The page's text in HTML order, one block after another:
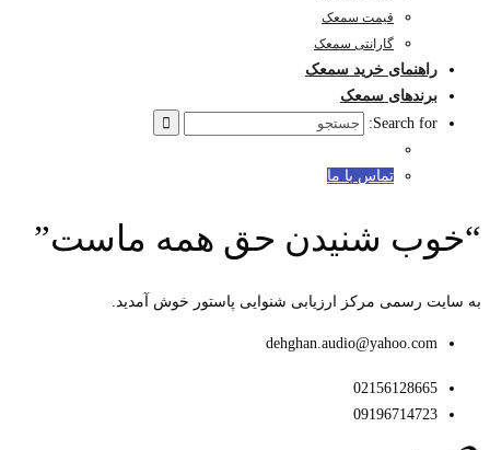
قیمت سمعک
گارانتی سمعک
راهنمای خرید سمعک
برندهای سمعک
Search for:
تماس با ما
“خوب شنیدن حق همه ماست”
به سایت رسمی مرکز ارزیابی شنوایی پاستور خوش آمدید.
dehghan.audio@yahoo.com
02156128665
09196714723